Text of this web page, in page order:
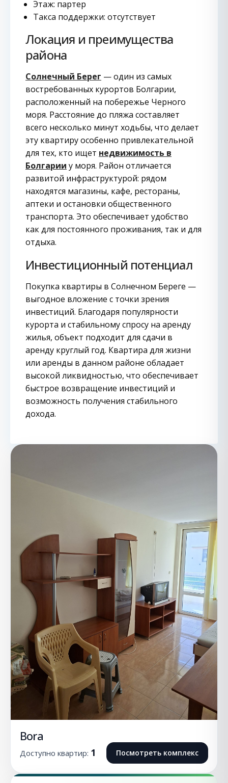
Этаж: партер
Такса поддержки: отсутствует
Локация и преимущества
района
Солнечный Берег — один из самых
востребованных курортов Болгарии,
расположенный на побережье Черного
моря. Расстояние до пляжа составляет
всего несколько минут ходьбы, что делает
эту квартиру особенно привлекательной
для тех, кто ищет недвижимость в
Болгарии у моря. Район отличается
развитой инфраструктурой: рядом
находятся магазины, кафе, рестораны,
аптеки и остановки общественного
транспорта. Это обеспечивает удобство
как для постоянного проживания, так и для
отдыха.
Инвестиционный потенциал
Покупка квартиры в Солнечном Береге —
выгодное вложение с точки зрения
инвестиций. Благодаря популярности
курорта и стабильному спросу на аренду
жилья, объект подходит для сдачи в
аренду круглый год. Квартира для жизни
или аренды в данном районе обладает
высокой ликвидностью, что обеспечивает
быстрое возвращение инвестиций и
возможность получения стабильного
дохода.
Bora
Доступно квартир: 1 Посмотреть комплекс